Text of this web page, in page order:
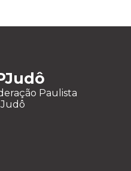
Paulista